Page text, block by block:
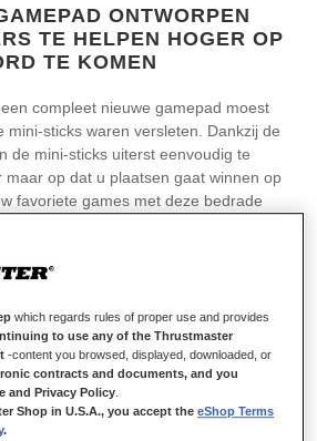
ONTWORPEN
TE HELPEN HOGER OP
TE KOMEN
compleet nieuwe gamepad moest
mini-sticks waren versleten. Dankzij de
de mini-sticks uiterst eenvoudig te
maar op dat u plaatsen gaat winnen op
favoriete games met deze bedrade
De ESWAP S PRO CONTROLLER is
die klaar zijn voor het grote werk en
handen dat u nodig hebt om uw
en bij de topgamers te horen.
which regards rules of proper use and provides
to use any of the Thrustmaster
-content you browsed, displayed, downloaded, or
contracts and documents, and you
and Privacy Policy
Shop in U.S.A., you accept theeShop Terms
.